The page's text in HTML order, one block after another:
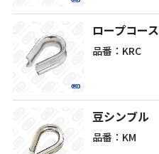
ロープコース
品番：KRC
豆シンブル
品番：KM